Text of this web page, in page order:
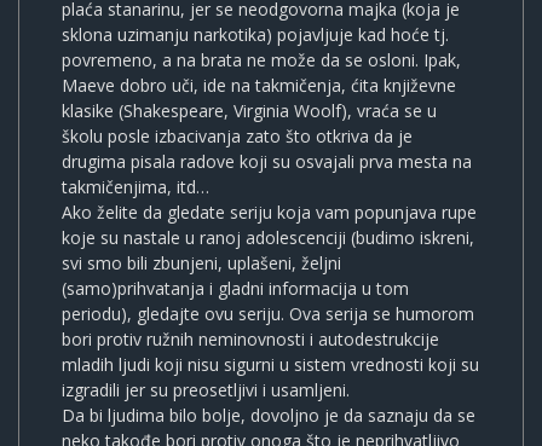
plaća stanarinu, jer se neodgovorna majka (koja je
sklona uzimanju narkotika) pojavljuje kad hoće tj.
povremeno, a na brata ne može da se osloni. Ipak,
Maeve dobro uči, ide na takmičenja, ćita književne
klasike (Shakespeare, Virginia Woolf), vraća se u
školu posle izbacivanja zato što otkriva da je
drugima pisala radove koji su osvajali prva mesta na
takmičenjima, itd…
Ako želite da gledate seriju koja vam popunjava rupe
koje su nastale u ranoj adolescenciji (budimo iskreni,
svi smo bili zbunjeni, uplašeni, željni
(samo)prihvatanja i gladni informacija u tom
periodu), gledajte ovu seriju. Ova serija se humorom
bori protiv ružnih neminovnosti i autodestrukcije
mladih ljudi koji nisu sigurni u sistem vrednosti koji su
izgradili jer su preosetljivi i usamljeni.
Da bi ljudima bilo bolje, dovoljno je da saznaju da se
neko takođe bori protiv onoga što je neprihvatljivo